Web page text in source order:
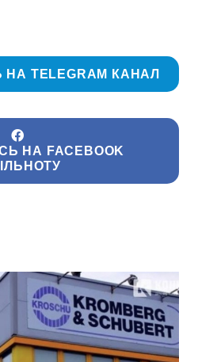
TELEGRAM КАНАЛ
НА FACEBOOK